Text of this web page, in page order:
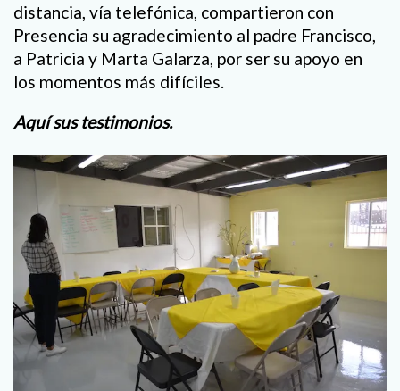
distancia, vía telefónica, compartieron con
Presencia su agradecimiento al padre Francisco,
a Patricia y Marta Galarza, por ser su apoyo en
los momentos más difíciles.
Aquí sus testimonios.